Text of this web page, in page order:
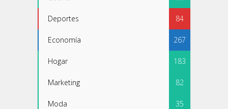
Deportes 84
Economía 267
Hogar 183
Marketing 82
Moda 35